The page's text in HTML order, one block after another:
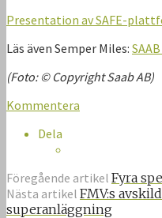
Presentation av SAFE-
Läs även Semper Miles:
(Foto: © Copyright Saab AB)
Kommentera
Dela
Föregående artikel Fyra
Nästa artikel FMV:s
superanläggning